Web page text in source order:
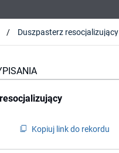
Duszpasterz resocjalizujący
Kopiuj link do rekordu